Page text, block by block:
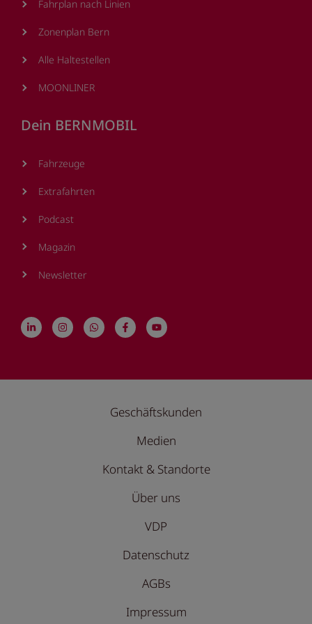
Fahrplan nach Linien
Zonenplan Bern
Alle Haltestellen
MOONLINER
Dein BERNMOBIL
Fahrzeuge
Extrafahrten
Podcast
Magazin
Newsletter
Geschäftskunden
Medien
Kontakt & Standorte
Über uns
VDP
Datenschutz
AGBs
Impressum